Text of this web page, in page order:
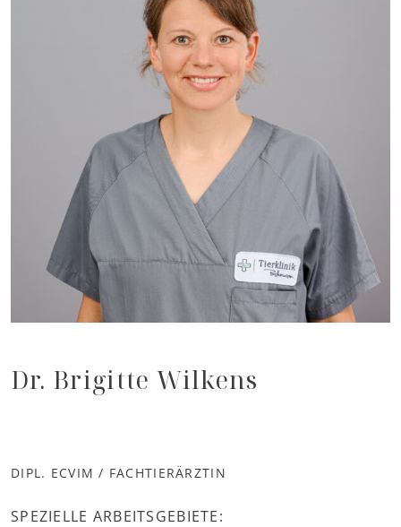
Dr. Brigitte Wilkens
DIPL. ECVIM / FACHTIERÄRZTIN
SPEZIELLE ARBEITSGEBIETE: